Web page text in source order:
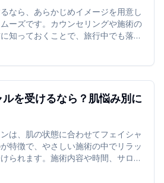
なら、あらかじめイメージを用意し
ーズです。カウンセリングや施術の
知っておくことで、旅行中でも落ち
ます。
を受けるなら？肌悩み別に
は、肌の状態に合わせてフェイシャ
特徴で、やさしい施術の中でリラッ
られます。施術内容や時間、サロン
ことで、旅行中でも無理なく取り入